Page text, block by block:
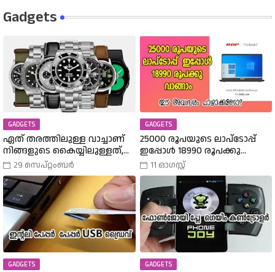
Gadgets
GADGETS
ഏത് തരത്തിലുള്ള വാച്ചാണ്
നിങ്ങളുടെ കൈയ്യിലുള്ളത്,
അത് എങ്ങനെ
തിരഞ്ഞെടുത്തു? വിവിധ
തരത്തിലുള്ള വാച്ചുകൾ
പരിചയപ്പെടാം.
29 സെപ്റ്റംബർ
GADGETS
25000 രൂപയുടെ ലാപ്ടോപ്പ്
ഇപ്പോൾ 18990 രൂപക്കു
വാങ്ങാം | Amazon Freedom Sale
Buy A 25000 Laptop In 18,900
Rupees |
11 ഓഗസ്റ്റ്
GADGETS GADGETS